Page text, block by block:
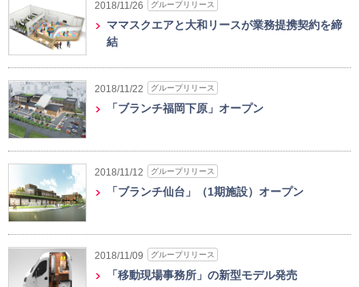
2018/11/26 グループリリース
ママスクエアと大和リースが業務提携契約を締
結
2018/11/22 グループリリース
「ブランチ福岡下原」オープン
2018/11/12 グループリリース
「ブランチ仙台」（1期施設）オープン
2018/11/09 グループリリース
「移動現場事務所」の新型モデル発売